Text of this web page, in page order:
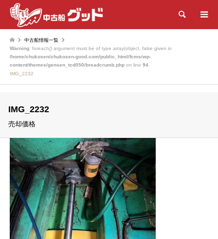
検索
中古船情報一覧
Warning: foreach() argument must be of type array|object, false given in
/home/chukosen/chukosen-good.com/public_html/fcms/wp-
content/themes/gensen_tcd050/breadcrumb.php on line 94
IMG_2232
IMG_2232
売却価格